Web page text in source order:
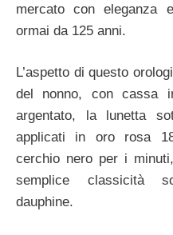
mercato con eleganza
ormai da 125 anni.
L’aspetto di questo
del nonno, con cassa
argentato, la lunetta
applicati in oro rosa
cerchio nero per i
semplice classicità
dauphine.